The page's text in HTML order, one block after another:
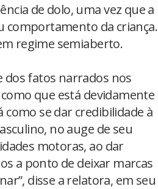
de dolo, uma vez que a
comportamento da criança.
regime semiaberto.
dos fatos narrados nos
que está devidamente
como se dar credibilidade à
no auge de seu
motoras, ao dar
a ponto de deixar marcas
disse a relatora, em seu